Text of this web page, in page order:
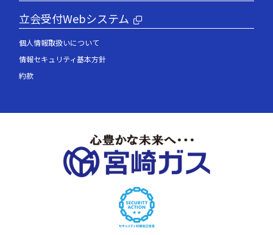
立会受付Webシステム
個人情報取扱いについて
情報セキュリティ基本方針
約款